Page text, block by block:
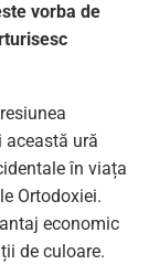
vorba de
ură
în viața
Ortodoxiei.
economic
de culoare.